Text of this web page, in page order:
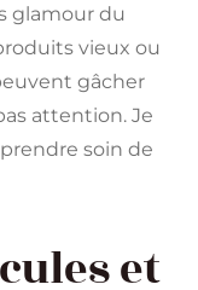
glamour du
vieux ou
gâcher
attention. Je
soin de
et